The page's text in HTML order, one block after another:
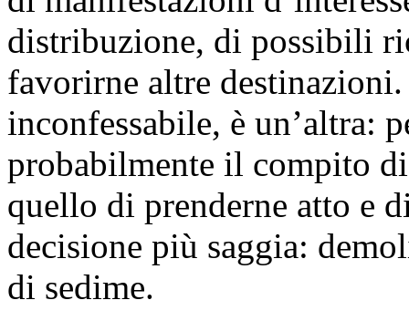
distribuzione, di possibili
favorirne altre
inconfessabile, è un’altra:
probabilmente il compito
quello di prenderne atto e
decisione più saggia:
di sedime.